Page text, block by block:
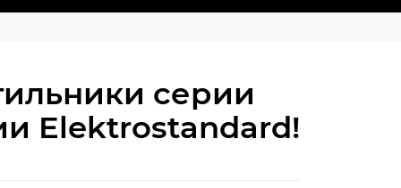
серии
Elektrostandard!